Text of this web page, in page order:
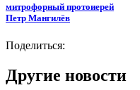
митрофорный протоиерей
Петр Мангилёв
Поделиться:
Другие новости